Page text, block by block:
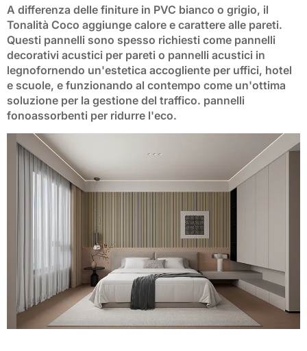
A differenza delle finiture in PVC bianco o grigio, il
Tonalità Coco aggiunge calore e carattere alle pareti.
Questi pannelli sono spesso richiesti come pannelli
decorativi acustici per pareti o pannelli acustici in
legnofornendo un'estetica accogliente per uffici, hotel
e scuole, e funzionando al contempo come un'ottima
soluzione per la gestione del traffico. pannelli
fonoassorbenti per ridurre l'eco.